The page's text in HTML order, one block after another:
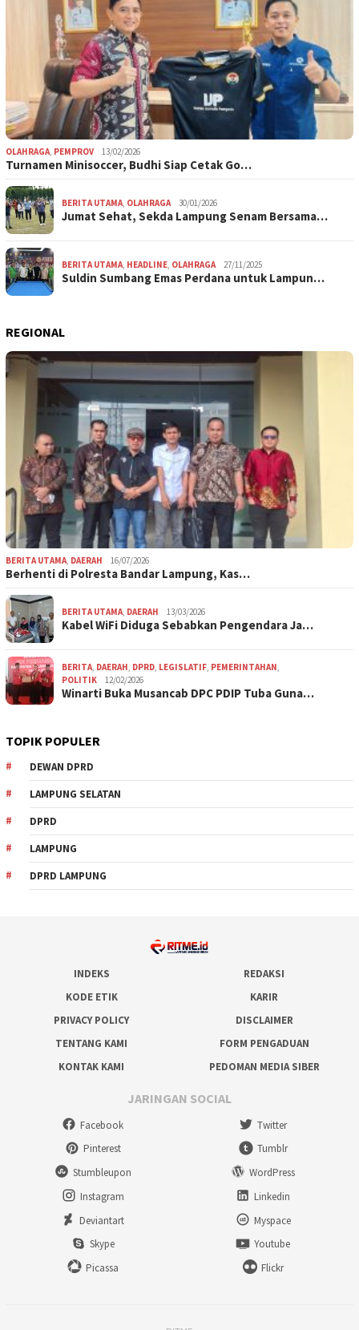
OLAHRAGA PEMPROV 13/02/2026
Turnamen Minisoccer, Budhi Siap Cetak Go…
BERITA UTAMA OLAHRAGA 30/01/2026
Jumat Sehat, Sekda Lampung Senam Bersama…
BERITA UTAMA HEADLINE OLAHRAGA 27/11/2025
Suldin Sumbang Emas Perdana untuk Lampun…
REGIONAL
BERITA UTAMA DAERAH 16/07/2026
Berhenti di Polresta Bandar Lampung, Kas…
BERITA UTAMA DAERAH 13/03/2026
Kabel WiFi Diduga Sebabkan Pengendara Ja…
BERITA DAERAH DPRD LEGISLATIF PEMERINTAHAN
POLITIK
12/02/2026
Winarti Buka Musancab DPC PDIP Tuba Guna…
TOPIK POPULER
DEWAN DPRD
LAMPUNG SELATAN
DPRD
LAMPUNG
DPRD LAMPUNG
INDEKS
REDAKSI
KODE ETIK
KARIR
PRIVACY POLICY
DISCLAIMER
TENTANG KAMI
FORM PENGADUAN
KONTAK KAMI
PEDOMAN MEDIA SIBER
JARINGAN SOCIAL
Facebook
Twitter
Pinterest
Tumblr
Stumbleupon
WordPress
Instagram
Linkedin
Deviantart
Myspace
Skype
Youtube
Picassa
Flickr